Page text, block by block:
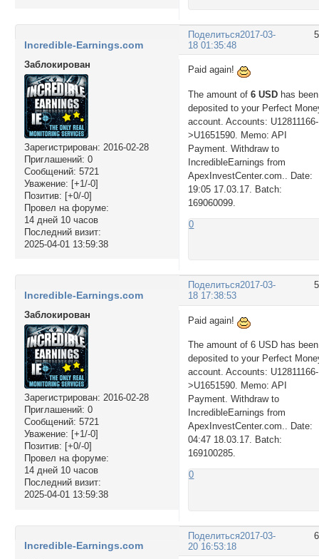
Поделиться2017-03-
18 01:35:48
Incredible-Earnings.com
Заблокирован
Зарегистрирован: 2016-02-28
Приглашений: 0
Сообщений: 5721
Уважение: [+1/-0]
Позитив: [+0/-0]
Провел на форуме:
14 дней 10 часов
Последний визит:
2025-04-01 13:59:38
Paid again!
The amount of 6 USD has been
deposited to your Perfect
account. Accounts: U12811166-
>U1651590. Memo: API
Payment. Withdraw to
IncredibleEarnings from
ApexInvestCenter.com.. Date:
19:05 17.03.17. Batch:
169060099.
0
Поделиться2017-03-
18 17:38:53
Incredible-Earnings.com
Заблокирован
Зарегистрирован: 2016-02-28
Приглашений: 0
Сообщений: 5721
Уважение: [+1/-0]
Позитив: [+0/-0]
Провел на форуме:
14 дней 10 часов
Последний визит:
2025-04-01 13:59:38
Paid again!
The amount of 6 USD has been
deposited to your Perfect
account. Accounts: U12811166-
>U1651590. Memo: API
Payment. Withdraw to
IncredibleEarnings from
ApexInvestCenter.com.. Date:
04:47 18.03.17. Batch:
169100285.
0
Поделиться2017-03-
20 16:53:18
Incredible-Earnings.com